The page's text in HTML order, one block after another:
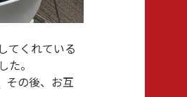
てくれている
。
その後、お互